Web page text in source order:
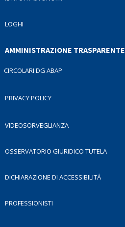
LOGHI
AMMINISTRAZIONE TRASPARENTE
CIRCOLARI DG ABAP
PRIVACY POLICY
VIDEOSORVEGLIANZA
OSSERVATORIO GIURIDICO TUTELA
DICHIARAZIONE DI ACCESSIBILITÁ
PROFESSIONISTI